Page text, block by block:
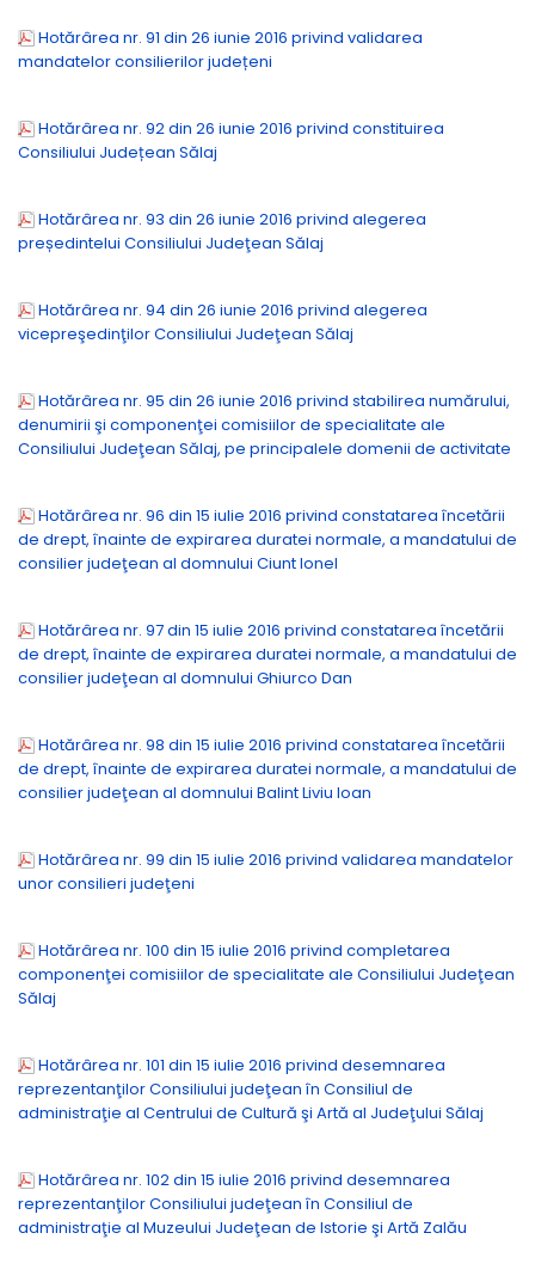
Hotărârea nr. 91 din 26 iunie 2016 privind validarea
mandatelor consilierilor județeni
Hotărârea nr. 92 din 26 iunie 2016 privind constituirea
Consiliului Județean Sălaj
Hotărârea nr. 93 din 26 iunie 2016 privind alegerea
președintelui Consiliului Judeţean Sălaj
Hotărârea nr. 94 din 26 iunie 2016 privind alegerea
vicepreşedinţilor Consiliului Judeţean Sălaj
Hotărârea nr. 95 din 26 iunie 2016 privind stabilirea numărului,
denumirii şi componenţei comisiilor de specialitate ale
Consiliului Judeţean Sălaj, pe principalele domenii de activitate
Hotărârea nr. 96 din 15 iulie 2016 privind constatarea încetării
de drept, înainte de expirarea duratei normale, a mandatului de
consilier judeţean al domnului Ciunt Ionel
Hotărârea nr. 97 din 15 iulie 2016 privind constatarea încetării
de drept, înainte de expirarea duratei normale, a mandatului de
consilier judeţean al domnului Ghiurco Dan
Hotărârea nr. 98 din 15 iulie 2016 privind constatarea încetării
de drept, înainte de expirarea duratei normale, a mandatului de
consilier judeţean al domnului Balint Liviu Ioan
Hotărârea nr. 99 din 15 iulie 2016 privind validarea mandatelor
unor consilieri judeţeni
Hotărârea nr. 100 din 15 iulie 2016 privind completarea
componenţei comisiilor de specialitate ale Consiliului Judeţean
Sălaj
Hotărârea nr. 101 din 15 iulie 2016 privind desemnarea
reprezentanţilor Consiliului judeţean în Consiliul de
administraţie al Centrului de Cultură şi Artă al Judeţului Sălaj
Hotărârea nr. 102 din 15 iulie 2016 privind desemnarea
reprezentanţilor Consiliului judeţean în Consiliul de
administraţie al Muzeului Judeţean de Istorie şi Artă Zalău